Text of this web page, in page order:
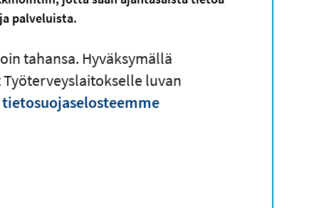
palveluista.
tahansa. Hyväksymällä
luvan
tietosuojaselosteemme